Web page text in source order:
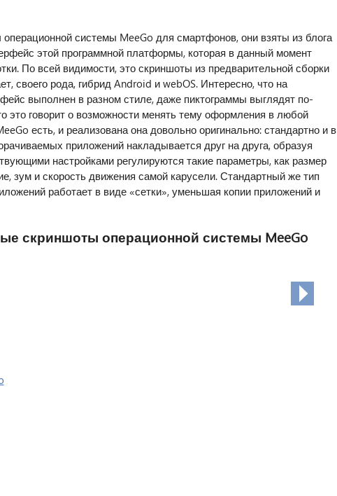
системы MeeGo для смартфонов, они взяты из блога
этой программной платформы, которая в данный момент
По всей видимости, это скриншоты из предварительной сборки
своего рода, гибрид Android и webOS. Интересно, что на
выполнен в разном стиле, даже пиктограммы выглядят по-
это говорит о возможности менять тему оформления в любой
есть, и реализована она довольно оригинально: стандартно и в
приложений накладывается друг на друга, образуя
настройками регулируются такие параметры, как размер
зум и скорость движения самой карусели. Стандартный же тип
работает в виде «сетки», уменьшая копии приложений и
скриншоты операционной системы MeeGo